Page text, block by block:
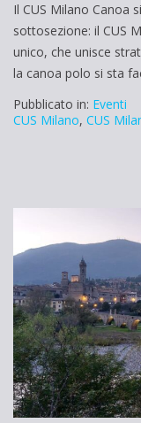
Il CUS Milano Canoa
sottosezione: il CUS
unico, che unisce
la canoa polo si sta
Pubblicato in: Eventi
CUS Milano, CUS